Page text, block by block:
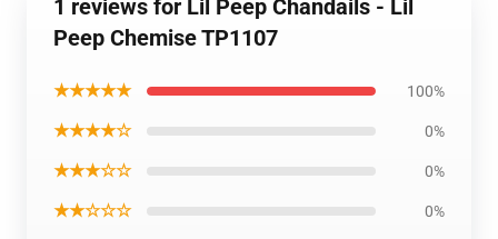
1 reviews for Lil Peep Chandails - Lil
Peep Chemise TP1107
★★★★★ 100%
★★★★☆ 0%
★★★☆☆ 0%
★★☆☆☆ 0%